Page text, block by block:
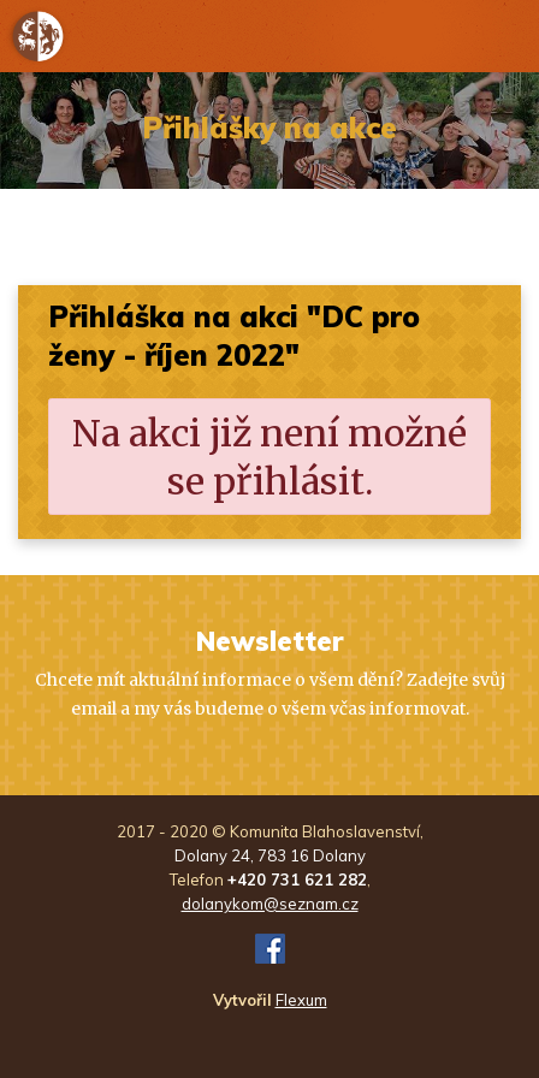
Přihlášky na akce
Přihláška na akci "DC pro
ženy - říjen 2022"
Na akci již není možné
se přihlásit.
Newsletter
Chcete mít aktuální informace o všem dění? Zadejte svůj
email a my vás budeme o všem včas informovat.
2017 - 2020 © Komunita Blahoslavenství,
Dolany 24, 783 16 Dolany
Telefon +420 731 621 282
dolanykom@seznam.cz
Vytvořil Flexum